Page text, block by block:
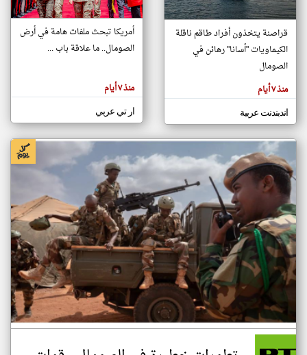
تغيير الدولة
اخبار الصومال على مدار الساعة
أهم اخبار الصومال العاجلة والمباشرة
المقالات
هنا عن
وجهة
كاتبيها.
قراصنة يتخذون أفراد طاقم ناقلة
الكيماويات "أسانا" رهائن في
الصومال
منذ ٧ أيام
اندبندنت عربية
أمريكا تبحث ملفات هامة في أرض
الصومال.. ما علاقة باب ...
منذ ٧ أيام
ار تي عربي
klyoum.com